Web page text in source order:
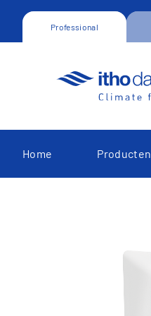
Professional
Home
Producten